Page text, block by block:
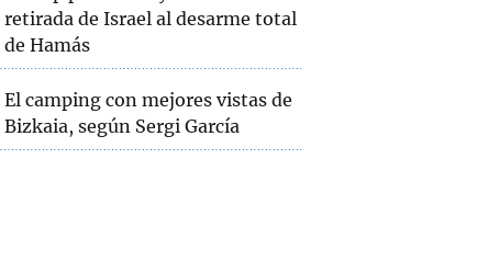
retirada de Israel al desarme total
de Hamás
El camping con mejores vistas de
Bizkaia, según Sergi García